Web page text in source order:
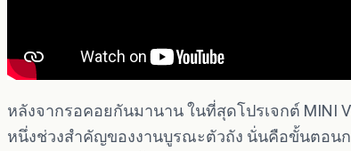
หลังจากรอคอยกันมานาน ในที่สุดโปรเจกต์ MINI
หนึ่งช่วงสำคัญของงานบูรณะตัวถัง นั่นคือขั้นตอนก